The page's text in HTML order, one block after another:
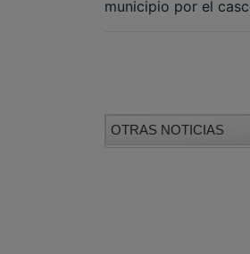
municipio por el
OTRAS NOTICIAS